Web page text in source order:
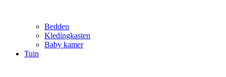
Bedden
Kledingkasten
Baby kamer
Tuin